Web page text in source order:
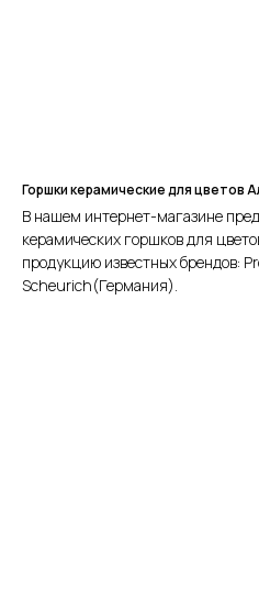
Горшки керамические для цветов
В нашем интернет-магазине
керамических горшков для
продукцию известных брендов:
Scheurich(Германия).